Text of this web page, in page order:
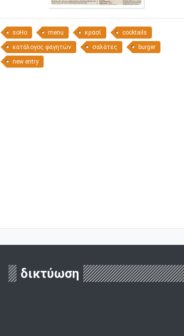
soHo menu κρασί cocktails
κατάλογος φαγητών σαλάτες burger
new entry
δικτύωση